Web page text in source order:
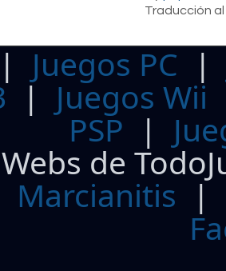
Traducción
| Juegos PC
| Juegos Wii
PSP |
de
Marcianitis |